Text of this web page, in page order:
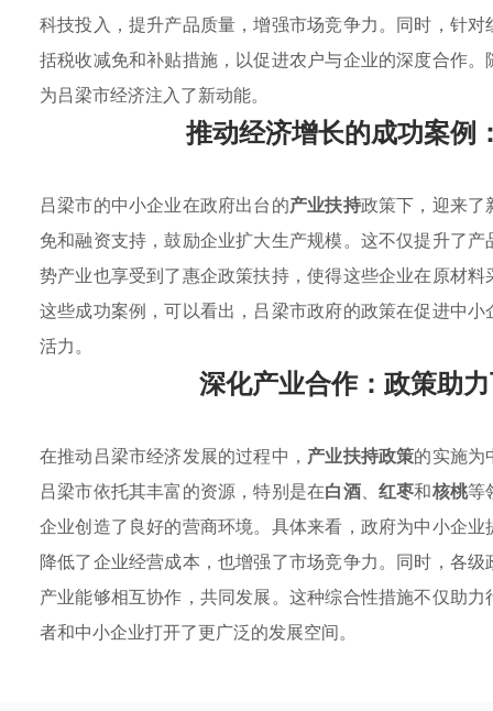
科技投入，提升产品质量，增强市场竞争力。同时，针
括税收减免和补贴措施，以促进农户与企业的深度合作
为吕梁市经济注入了新动能。
推动经济增长的成功案例
吕梁市的中小企业在政府出台的产业扶持政策下，迎来了
免和融资支持，鼓励企业扩大生产规模。这不仅提升了
势产业也享受到了惠企政策扶持，使得这些企业在原材
这些成功案例，可以看出，吕梁市政府的政策在促进中
活力。
深化产业合作：政策助
在推动吕梁市经济发展的过程中， 产业扶持政策的实施为
吕梁市依托其丰富的资源，特别是在白酒、 红枣和核桃等
企业创造了良好的营商环境。具体来看，政府为中小企
降低了企业经营成本，也增强了市场竞争力。同时，各
产业能够相互协作，共同发展。这种综合性措施不仅助
者和中小企业打开了更广泛的发展空间。